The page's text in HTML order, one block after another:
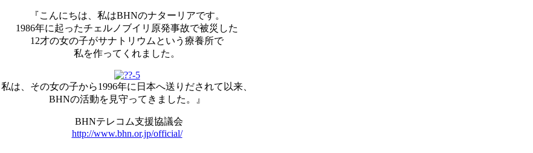
『こんにちは、私はBHNのナターリアです。
1986年に起ったチェルノブイリ原発事故で被災した
12才の女の子がサナトリウムという療養所で
私を作ってくれました。
私は、その女の子から1996年に日本へ送りだされて以来、
BHNの活動を見守ってきました。』
BHNテレコム支援協議会
http://www.bhn.or.jp/official/